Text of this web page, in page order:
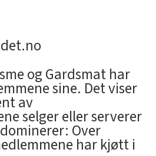
og Gardsmat har
sine. Det viser
av
selger eller serverer
Over
har kjøtt i